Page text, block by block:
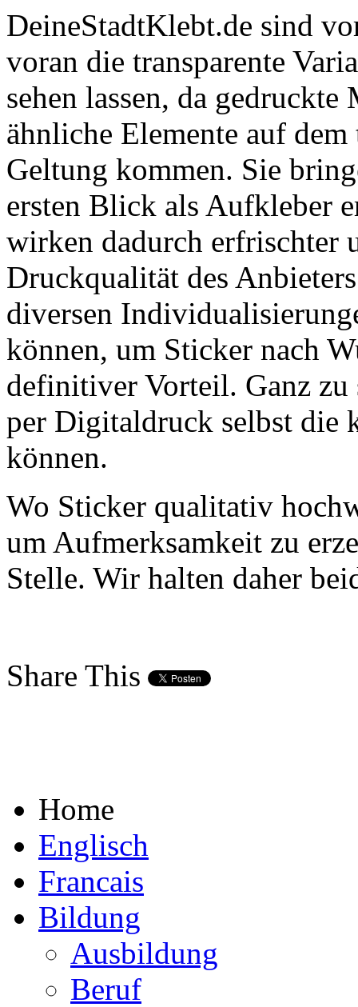
DeineStadtKlebt.de sind
voran die transparente
sehen lassen, da
ähnliche Elemente auf
Geltung kommen. Sie
ersten Blick als Aufkleber
wirken dadurch erfrischter
Druckqualität des
diversen
können, um Sticker nach
definitiver Vorteil. Ganz
per Digitaldruck selbst die
können.
Wo Sticker qualitativ
um Aufmerksamkeit zu
Stelle. Wir halten daher
Share This
Home
Englisch
Francais
Bildung
Ausbildung
Beruf